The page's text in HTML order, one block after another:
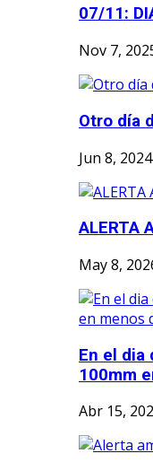
07/11:
Nov 7,
Otro día
Jun 8, 2024
ALERTA
May 8,
En el dia
100mm
Abr 15,